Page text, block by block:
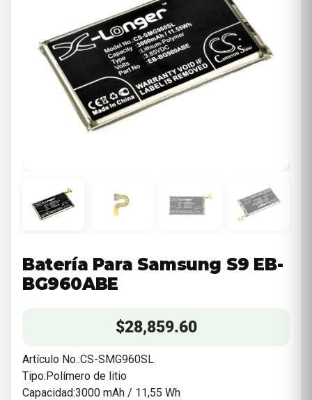
Batería Para Samsung S9 EB-
BG960ABE
$28,859.60
Artículo No.:CS-SMG960SL
Tipo:Polímero de litio
Capacidad:3000 mAh / 11,55 Wh